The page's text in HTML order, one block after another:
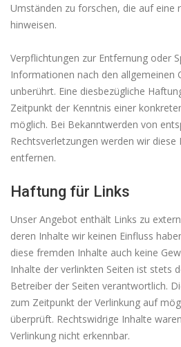
Umständen zu forschen, die auf eine
hinweisen.
Verpflichtungen zur Entfernung oder
Informationen nach den allgemeinen
unberührt. Eine diesbezügliche
Zeitpunkt der Kenntnis einer
möglich. Bei Bekanntwerden von
Rechtsverletzungen werden wir diese
entfernen.
Haftung für Links
Unser Angebot enthält Links zu
deren Inhalte wir keinen Einfluss
diese fremden Inhalte auch keine
Inhalte der verlinkten Seiten ist stets
Betreiber der Seiten verantwortlich.
zum Zeitpunkt der Verlinkung auf
überprüft. Rechtswidrige Inhalte
Verlinkung nicht erkennbar.